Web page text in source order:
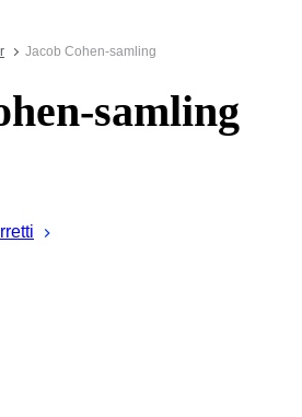
Jacob Cohen-samling
samling